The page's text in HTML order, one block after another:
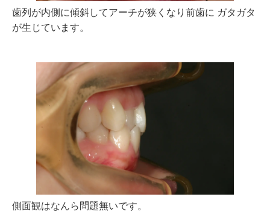
歯列が内側に傾斜してアーチが狭くなり前歯に ガタガタ
が生じています。
側面観はなんら問題無いです。